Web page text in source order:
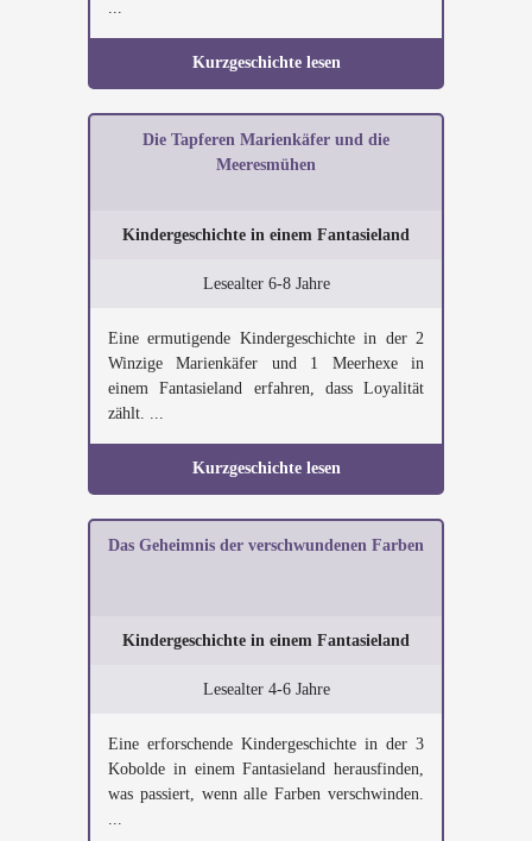
...
Kurzgeschichte lesen
Die Tapferen Marienkäfer und die
Meeresmühen
Kindergeschichte in einem Fantasieland
Lesealter 6-8 Jahre
Eine ermutigende Kindergeschichte in der 2
Winzige Marienkäfer und 1 Meerhexe in
einem Fantasieland erfahren, dass Loyalität
zählt. ...
Kurzgeschichte lesen
Das Geheimnis der verschwundenen Farben
Kindergeschichte in einem Fantasieland
Lesealter 4-6 Jahre
Eine erforschende Kindergeschichte in der 3
Kobolde in einem Fantasieland herausfinden,
was passiert, wenn alle Farben verschwinden.
...